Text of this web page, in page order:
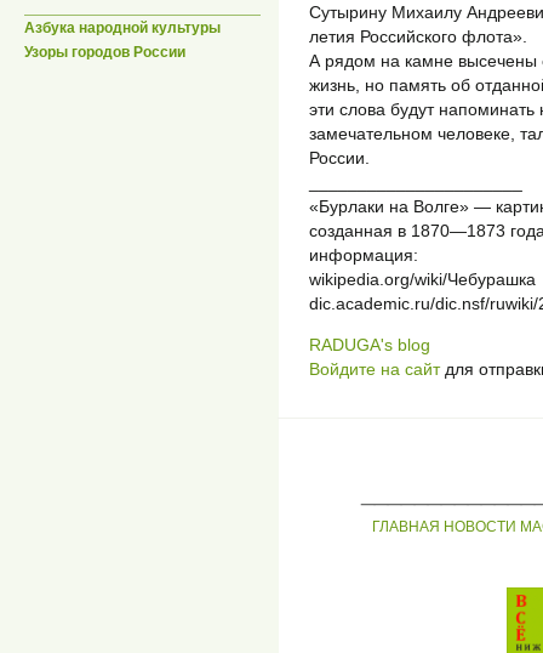
Азбука народной культуры
Узоры городов России
Сутырину Михаилу
летия Российского флота».
А рядом на камне высечены
жизнь, но память об
эти слова будут
замечательном человеке,
России.
«Бурлаки на Волге» —
созданная в 1870—1873
информация:
wikipedia.org/wiki/Чебурашка
dic.academic.ru/dic.nsf/ruwiki/
RADUGA's blog
Войдите на сайтдля
ГЛАВНАЯ НОВОСТИ